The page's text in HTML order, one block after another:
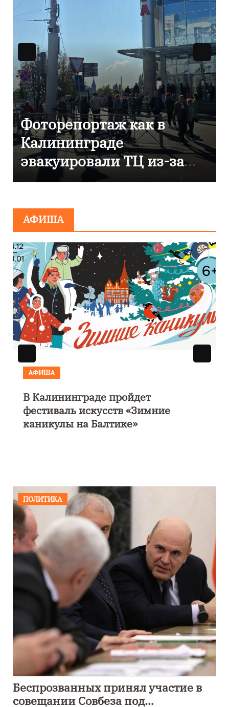
в
из-за
В Калининграде
отметили 80-
компании
Янтарь»
АФИША
АФИША
В Калининграде пройдет
фестиваль искусств «Зимние
каникулы на Балтике»
ПОЛИТИКА
Беспрозванных принял участие в
совещании Совбеза под